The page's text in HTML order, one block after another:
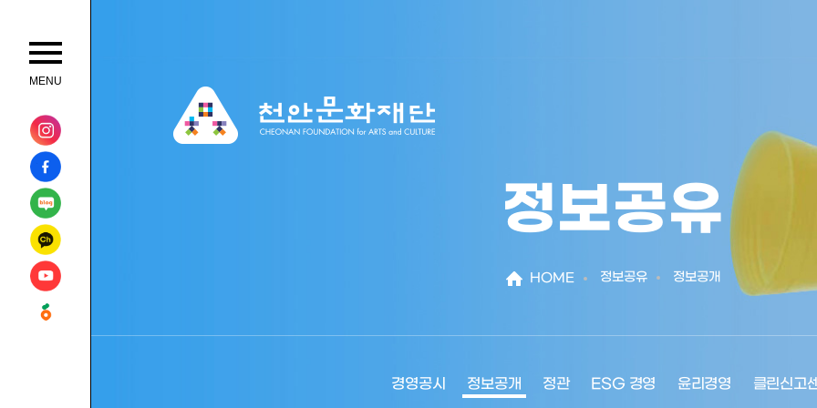
menu
MENU
정보공유
HOME 정보공유 정보공개
경영공시 정보공개 정관 ESG 경영 윤리경영 클린신고